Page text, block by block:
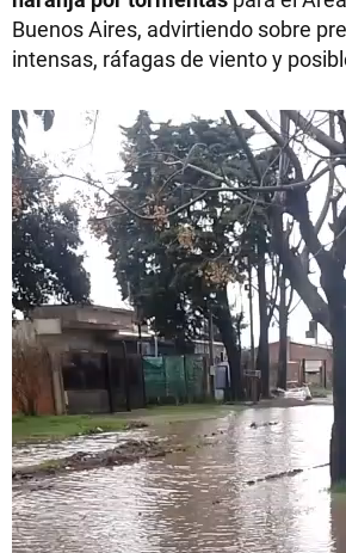
Buenos Aires, advirtiendo sobre
intensas, ráfagas de viento y